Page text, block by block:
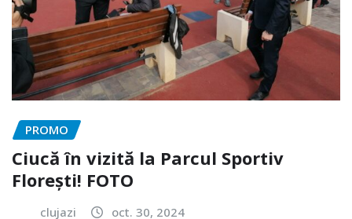
PROMO
Ciucă în vizită la Parcul Sportiv
Florești! FOTO
clujazi oct. 30, 2024